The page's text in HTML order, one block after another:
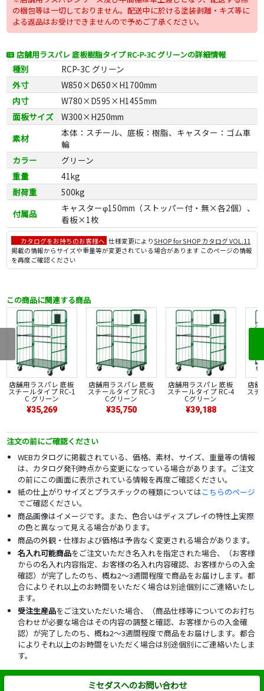
の梱包等は一切しておりません。配送中に於ける塗装剥離・キズ等に
よる返品はお受けできませんので予めご了承ください。
店舗用ラスパレ 底板樹脂タイプ RC-P-3C グリーンの詳細情報
種別
RCP-3C グリーン
外寸
W850×D650×H1700mm
内寸
W780×D595×H1455mm
面板サイズ
W300×H250mm
素材
本体：スチール、底板：樹脂、キャスター：ゴム車
輪
カラー
グリーン
重量
41kg
耐荷重
500kg
付属品
キャスターφ150mm（ストッパー付・無×各2個）、
看板×1枚
カタログをお持ちのお客様へ 仕様変更によりSHOP for SHOP カタログ VOL.11
掲載の情報からサイズや重量等が変更されている場合があります このページの情報
を再度ご確認ください
この商品に関連する商品
店舗用ラスパレ 底板
スチールタイプ RC-1
C グリーン
¥35,269
店舗用ラスパレ 底板
スチールタイプ RC-3
Cグリーン
¥35,750
店舗用ラスパレ 底板
スチールタイプ RC-4
Cグリーン
¥39,188
店舗
スチ
注文の前にご確認ください
WEBカタログに掲載されている、価格、素材、サイズ、重量等の情報
は、カタログ発刊時点から変更になっている場合があります。ご注文
の前にこの画面に表示されている情報を再度ご確認ください。
紙の仕上がりサイズとプラスチックの種類についてはこちらのページ
でご確認ください。
商品画像はイメージです。また、色合いはディスプレイの特性上実際
の色と異なって見える場合があります。
商品の外観・仕様および価格は予告なく変更される場合があります。
名入れ可能商品をご注文いただき名入れを指定された場合、（お客様
からの名入れ内容指定、お客様の名入れ内容確認、お客様からの入金
確認）が完了したのち、概ね2～3週間程度で商品をお届けします。都
合によりそれ以上のお時間をいただく場合は別途個別にご連絡いたし
ます。
受注生産品をご注文いただいた場合、（商品仕様等についてのお打ち
合わせが必要な場合はその内容の調整と確認、お客様からの入金確
認）が完了したのち、概ね2～3週間程度で商品をお届けします。都合
によりそれ以上のお時間をいただく場合は別途個別にご連絡いたしま
す。
ミセダスへのお問い合わせ